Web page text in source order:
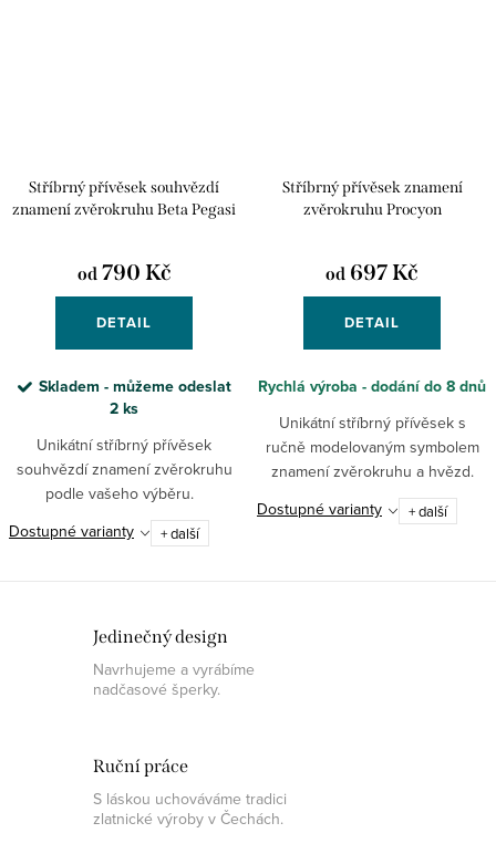
Stříbrný přívěsek souhvězdí
znamení zvěrokruhu Beta Pegasi
od 790 Kč
DETAIL
Skladem - můžeme odeslat
2 ks
Unikátní stříbrný přívěsek
souhvězdí znamení zvěrokruhu
podle vašeho výběru.
Dostupné varianty
+ další
Stříbrný přívěsek znamení
zvěrokruhu Procyon
od 697 Kč
DETAIL
Rychlá výroba - dodání do 8 dnů
Unikátní stříbrný přívěsek s
ručně modelovaným symbolem
znamení zvěrokruhu a hvězd.
Vyberte si své jedinečné
znamení!
Dostupné varianty + další
Jedinečný design
Navrhujeme a vyrábíme
nadčasové šperky.
Ruční práce
S láskou uchováváme tradici
zlatnické výroby v Čechách.